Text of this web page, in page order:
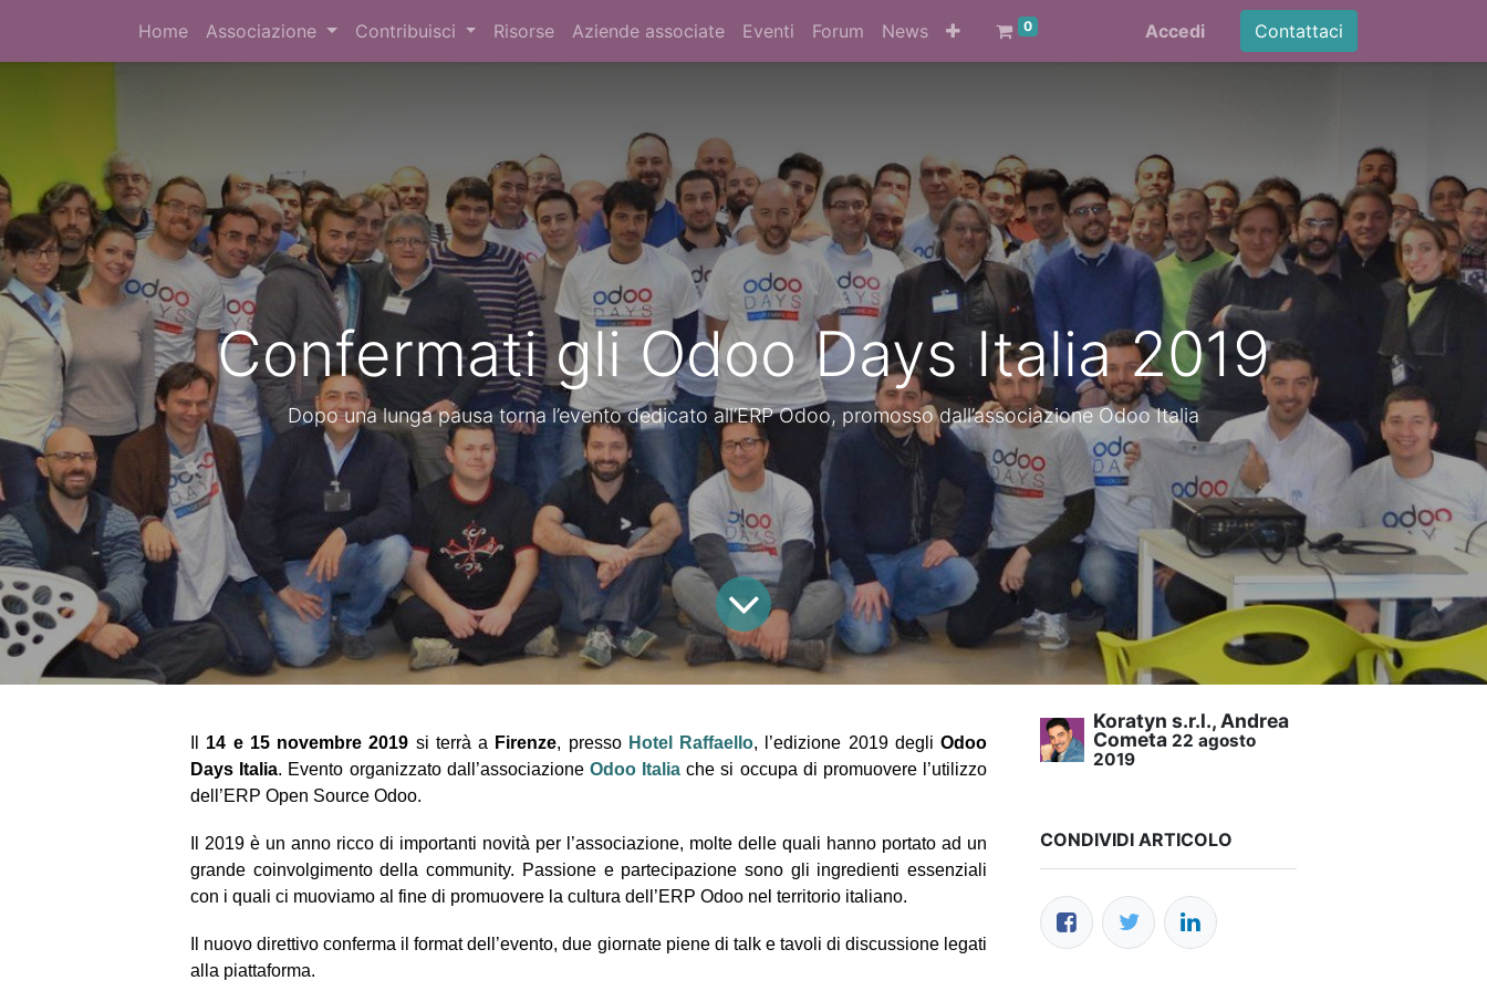
Home Associazione Contribuisci Risorse Aziende associate Eventi Forum News 0 Accedi Contattaci
Confermati gli Odoo Days Italia 2019
Dopo una lunga pausa torna l’evento dedicato all’ERP Odoo, promosso dall’associazione Odoo Italia
14 e 15 novembre 2019 si terrà a Firenze, presso Hotel Raffaello, l’edizione 2019 degli Odoo
Days Italia. Evento organizzato dall’associazione Odoo Italia che si occupa di promuovere l’utilizzo
dell’ERP Open Source Odoo.
Il 2019 è un anno ricco di importanti novità per l’associazione, molte delle quali hanno portato ad un
grande coinvolgimento della community. Passione e partecipazione sono gli ingredienti essenziali
con i quali ci muoviamo al fine di promuovere la cultura dell’ERP Odoo nel territorio italiano.
Il nuovo direttivo conferma il format dell’evento, due giornate piene di talk e tavoli di discussione legati
alla piattaforma.
Koratyn s.r.l., Andrea
Cometa 22 agosto
2019
CONDIVIDI ARTICOLO